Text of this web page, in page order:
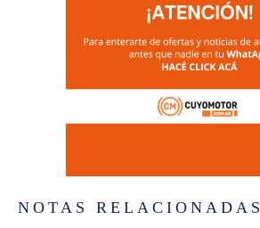
NOTAS RELACIONADAS